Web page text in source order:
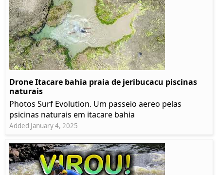
Drone Itacare bahia praia de jeribucacu piscinas
naturais
Photos Surf Evolution. Um passeio aereo pelas
psicinas naturais em itacare bahia
Added January 4, 2025